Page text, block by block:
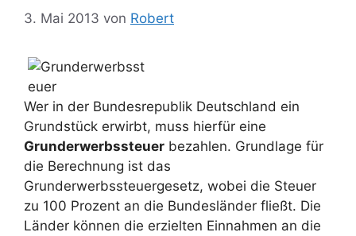
3. Mai 2013 von Robert
Wer in der Bundesrepublik Deutschland ein
Grundstück erwirbt, muss hierfür eine
Grunderwerbssteuer bezahlen. Grundlage für
die Berechnung ist das
Grunderwerbssteuergesetz, wobei die Steuer
zu 100 Prozent an die Bundesländer fließt. Die
Länder können die erzielten Einnahmen an die